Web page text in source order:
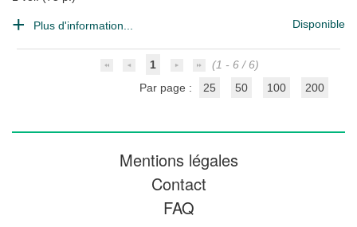
Plus d'information... Disponible
1
(1 - 6 / 6)
Par page :
25 50 100 200
Mentions légales
Contact
FAQ